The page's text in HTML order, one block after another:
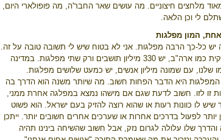
מלחצים חיצוניים. מה עושים שאר החבר'ה, מה פופולארי היום,
לי וכן הלאה.
המון מפלגות
כל-כך הרבה מפלגות. אני לא בטוח שיש לי תשובה טובה על זה.
במדינה ענקית כמו ארה"ב, יש 330 מיליון תושבים ורק שתי מפלגות. במדינה
שלנו, עם שמונה מיליון אנשים, יש כמעט שלושים מפלגות.
היא הדבר הפחות חשוב. מה שיותר משנה הוא הדרך בה
זו לזו. חשוב לדעת שגם אם מישהו נמצא במפלגה אחרת ממני,
שיש לו כוונות רעות או שהוא רוצה להזיק בעם ישראל. הוא פשוט
יותר לפעול בדרכים אחרות או שערכים אחרים חשובים יותר. ייתכן
שלו עלולה לגרום נזק, אבל חשוב שהשיחה בינינו תהיה